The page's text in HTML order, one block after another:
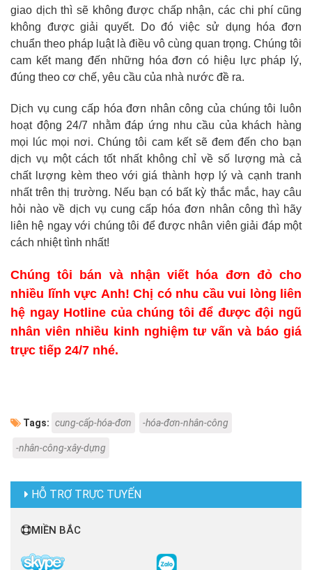
giao dịch thì sẽ không được chấp nhận, các chi phí cũng
không được giải quyết. Do đó việc sử dụng hóa đơn
chuẩn theo pháp luật là điều vô cùng quan trọng. Chúng tôi
cam kết mang đến những hóa đơn có hiệu lực pháp lý,
đúng theo cơ chế, yêu cầu của nhà nước đề ra.
Dịch vụ cung cấp hóa đơn nhân công của chúng tôi luôn
hoạt động 24/7 nhằm đáp ứng nhu cầu của khách hàng
mọi lúc mọi nơi. Chúng tôi cam kết sẽ đem đến cho bạn
dịch vụ một cách tốt nhất không chỉ về số lượng mà cả
chất lượng kèm theo với giá thành hợp lý và cạnh tranh
nhất trên thị trường. Nếu bạn có bất kỳ thắc mắc, hay câu
hỏi nào về dịch vụ cung cấp hóa đơn nhân công thì hãy
liên hệ ngay với chúng tôi để được nhân viên giải đáp một
cách nhiệt tình nhất!
Chúng tôi bán và nhận viết hóa đơn đỏ cho
nhiều lĩnh vực Anh! Chị có nhu cầu vui lòng liên
hệ ngay Hotline của chúng tôi để được đội ngũ
nhân viên nhiều kinh nghiệm tư vấn và báo giá
trực tiếp 24/7 nhé.
Tags: cung-cấp-hóa-đơn -hóa-đơn-nhân-công
-nhân-công-xây-dựng
HỖ TRỢ TRỰC TUYẾN
MIỀN BẮC